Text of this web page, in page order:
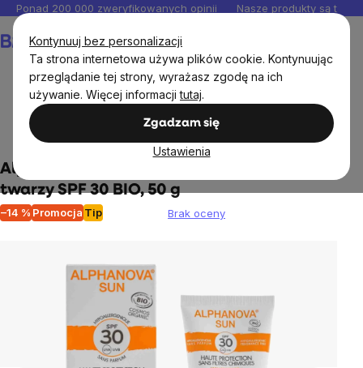
Kontynuuj bez personalizacji
Ta strona internetowa używa plików cookie. Kontynuując
przeglądanie tej strony, wyrażasz zgodę na ich
używanie. Więcej informacjitutaj.
Zgadzam się
Ustawienia
Przejść
do
treści
Ponad 200 000 zweryfikowanych opinii Nasze produkty są
Kosmetyki i drogeria Kosmetyki pielęgnacyjne
Kremy
do opalania i po opalaniu
Alphanova - Krem przeciwsłoneczny do
twarzy SPF 30 BIO, 50 g
–14 % Promocja Tip
Średnia
wynosi
0,0
5
gwiazdek.
Brak oceny